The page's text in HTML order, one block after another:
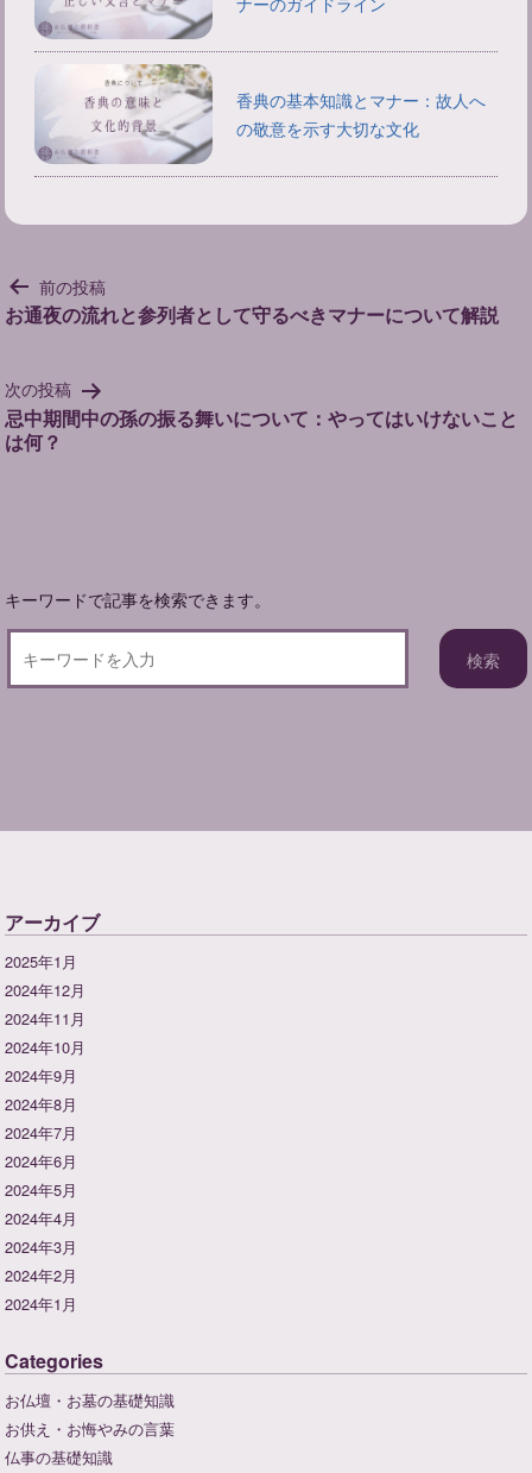
香典の基本知識とマナー：故人へ
の敬意を示す大切な文化
投
稿
ゲ
ー
シ
前の投稿
お通夜の流れと参列者として守るべきマナーについて解説
次の投稿
忌中期間中の孫の振る舞いについて：やってはいけないこと
は何？
キーワードで記事を検索できます。
アーカイブ
2025年1月
2024年12月
2024年11月
2024年10月
2024年9月
2024年8月
2024年7月
2024年6月
2024年5月
2024年4月
2024年3月
2024年2月
2024年1月
Categories
お仏壇・お墓の基礎知識
お供え・お悔やみの言葉
仏事の基礎知識